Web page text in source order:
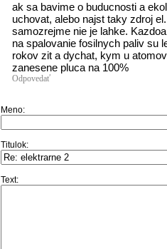
ak sa bavime o buducnosti a
uchovat, alebo najst taky zdroj
samozrejme nie je lahke.
na spalovanie fosilnych paliv su
rokov zit a dychat, kym u
zanesene pluca na 100%
Odpovedať
Meno:
Titulok:
Text: